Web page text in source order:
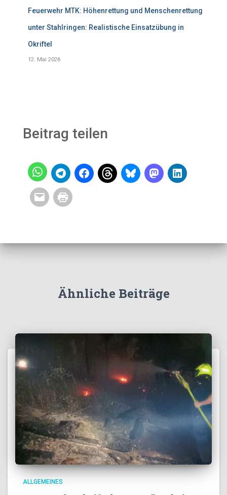
Feuerwehr MTK: Höhenrettung und Menschenrettung
unter Stahlringen: Realistische Einsatzübung in
Okriftel
12. Mai 2026
Beitrag teilen
Ähnliche Beiträge
ALLGEMEINES